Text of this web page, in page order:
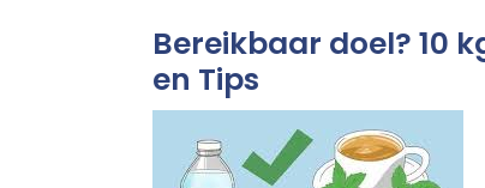
Bereikbaar doel? 10
en Tips